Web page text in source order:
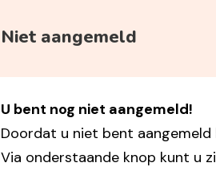
Niet aangemeld
U bent nog niet aangemeld!
Doordat u niet bent
Via onderstaande knop kunt u